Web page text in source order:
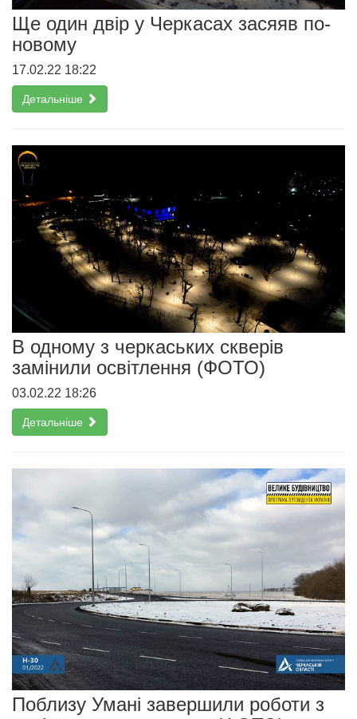
Ще один двір у Черкасах засяяв по-
новому
17.02.22 18:22
Детальніше
В одному з черкаських скверів
замінили освітлення (ФОТО)
03.02.22 18:26
Детальніше
Поблизу Умані завершили роботи з